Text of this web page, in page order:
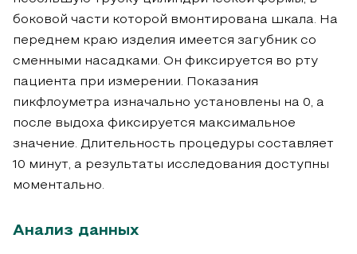
боковой части которой вмонтирована шкала. На
переднем краю изделия имеется загубник со
сменными насадками. Он фиксируется во рту
пациента при измерении. Показания
пикфлоуметра изначально установлены на 0, а
после выдоха фиксируется максимальное
значение. Длительность процедуры составляет
10 минут, а результаты исследования доступны
моментально.
Анализ данных